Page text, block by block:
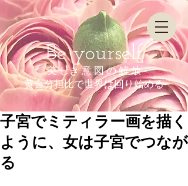
Be yourself
美 しき 意 図 の 解 放
​黄金分担比で世界は回り始める
子宮でミティラー画を描く
ように、女は子宮でつなが
る